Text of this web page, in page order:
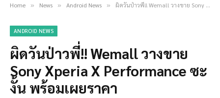
Home » News » Android News » ผิดวันป่าวพี่!! Wemall วางขาย Sony Xperia X Performance ซะงั้น พร้อมเผยราคา
ANDROID NEWS
ผิดวันป่าวพี่!! Wemall วางขาย
Sony Xperia X Performance ซะ
งั้น พร้อมเผยราคา